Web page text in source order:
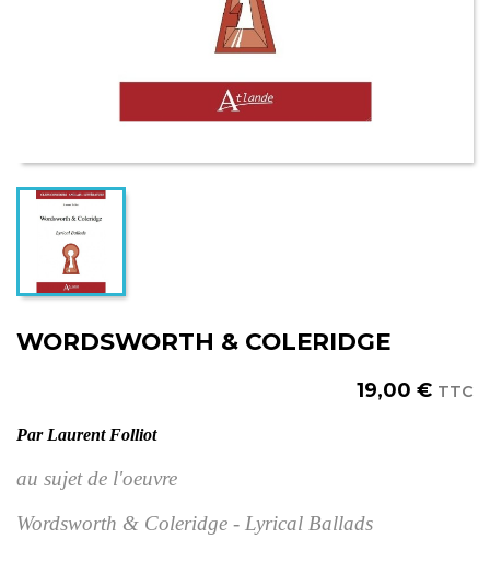
WORDSWORTH & COLERIDGE
19,00 € TTC
Par Laurent Folliot
au sujet de l'oeuvre
Wordsworth & Coleridge - Lyrical Ballads